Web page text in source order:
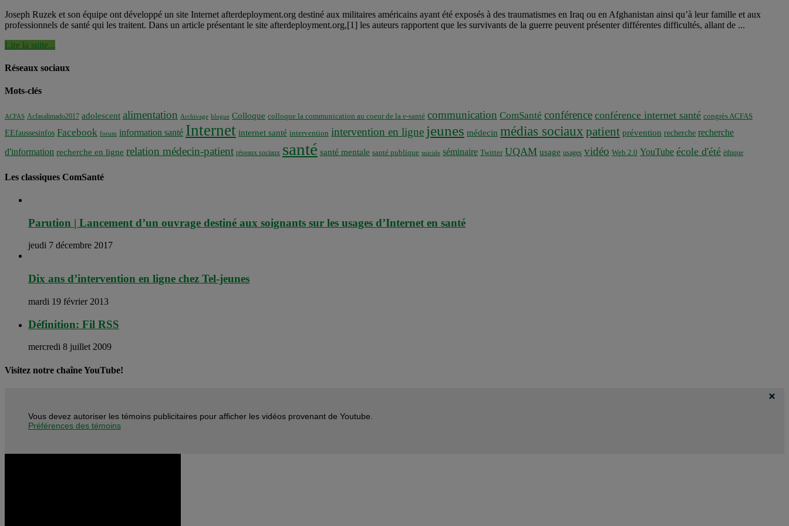
Joseph Ruzek et son équipe ont développé un site Internet afterdeployment.org destiné aux militaires américains ayant été exposés à des traumatismes en Iraq ou en Afghanistan ainsi qu’à leur famille et aux
professionnels de santé qui les traitent. Dans un article présentant le site afterdeployment.org,[1] les auteurs rapportent que les survivants de la guerre peuvent présenter différentes difficultés, allant de ...
Lire la suite...
Réseaux sociaux
Mots-clés
ACFAS Acfasalimado2017 adolescent alimentation Archivage blogue Colloque colloque la communication au coeur de la e-santé communication ComSanté conférence conférence internet santé congrès ACFAS
EEfaussesinfos Facebook forum information santé Internet internet santé intervention intervention en ligne jeunes médecin médias sociaux patient prévention recherche recherche
d'information recherche en ligne relation médecin-patient réseaux sociaux santé santé mentale santé publique suicide séminaire Twitter UQAM usage usages vidéo Web 2.0 YouTube école d'été éthique
Les classiques ComSanté
Parution | Lancement d’un ouvrage destiné aux soignants sur les usages d’Internet en santé
jeudi 7 décembre 2017
Dix ans d’intervention en ligne chez Tel-jeunes
mardi 19 février 2013
Définition: Fil RSS
mercredi 8 juillet 2009
Visitez notre chaîne YouTube!
Vous devez autoriser les témoins publicitaires pour afficher les vidéos provenant de Youtube.
Préférences des témoins